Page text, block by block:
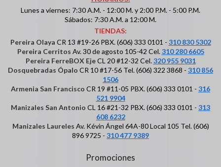
Lunes a viernes: 7:30 A.M. - 12:00 M. y 2:00 P.M. - 5:00 P.M.
Sábados: 7:30 A.M. a 12:00 M.
TIENDAS:
Pereira Olaya CR 13 #19-26 PBX. (606) 333 0101 - 310 830 5302
Pereira Cerritos Av. 30 de agosto 105-42 Cel.310 280 6605
Pereira FerreBOX EjeCL 20 #12-32 Cel.320 955 9031
Dosquebradas Ópalo CR 10 #17-56 Tel. (606) 322 3868 - 310 856
1506
Armenia San Francisco CR 19 #11-05 PBX. (606) 333 0101 - 316
521 9904
Manizales San Antonio CL 16 #21-32 PBX. (606) 333 0101 - 313
608 6232
Manizales Laureles Av. Kévin Ángel 64A-80 Local 105 Tel. (606)
896 9725 - 310 477 9389
Promociones